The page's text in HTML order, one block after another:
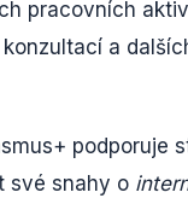
pracovních
a
podporuje
své snahy o